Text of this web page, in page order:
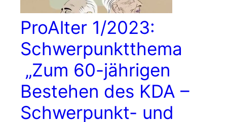
ProAlter 1/2023:
Schwerpunktthema
„Zum 60-jährigen
Bestehen des KDA –
Schwerpunkt- und